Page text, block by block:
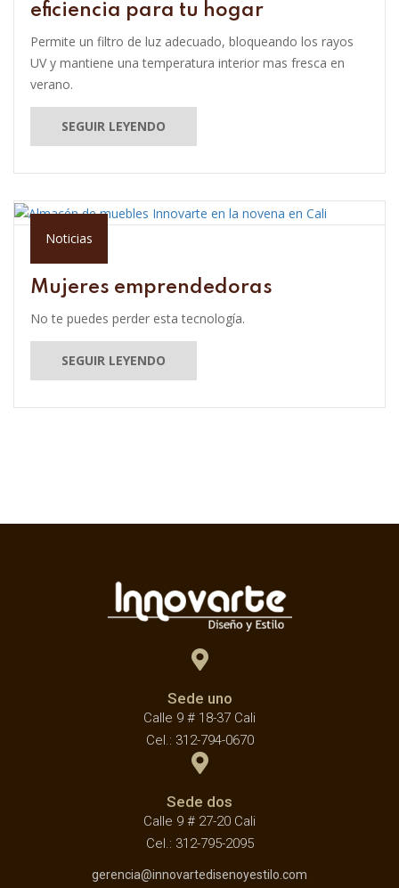
eficiencia para tu hogar
Permite un filtro de luz adecuado, bloqueando los rayos
UV y mantiene una temperatura interior mas fresca en
verano.
SEGUIR LEYENDO
Noticias
Mujeres emprendedoras
No te puedes perder esta tecnología.
SEGUIR LEYENDO
Sede uno
Calle 9 # 18-37 Cali
Cel.: 312-794-0670
Sede dos
Calle 9 # 27-20 Cali
Cel.: 312-795-2095
gerencia@innovartedisenoyestilo.com